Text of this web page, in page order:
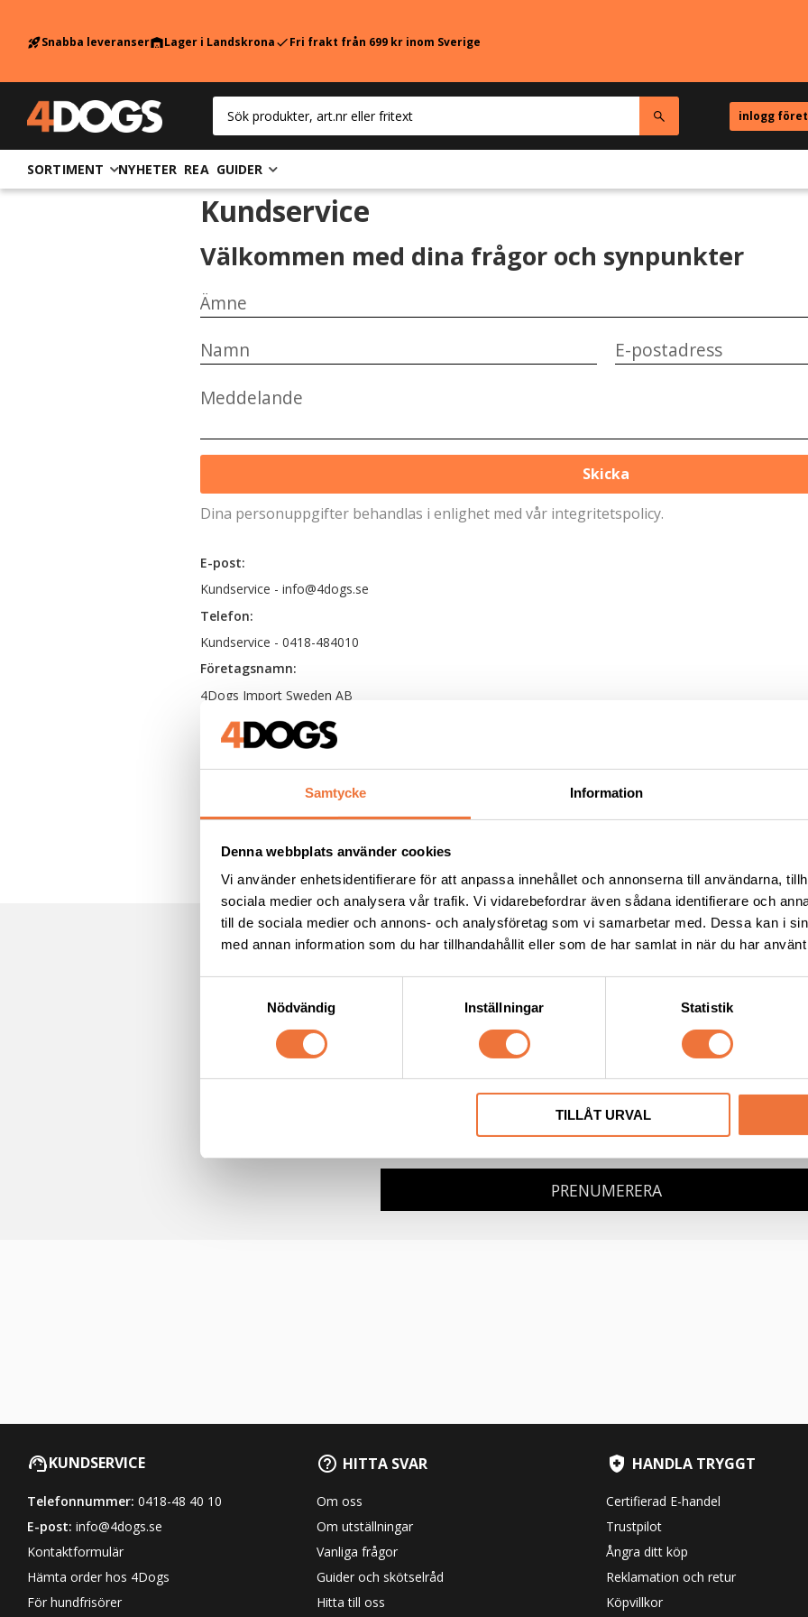
Samtycke Information
Denna webbplats använder cookies
Vi använder enhetsidentifierare för att anpassa innehållet och annonserna till användarna,
sociala medier och analysera vår trafik. Vi vidarebefordrar även sådana identifierare och
till de sociala medier och annons- och analysföretag som vi samarbetar med. Dessa kan i
med annan information som du har tillhandahållit eller som de har samlat in när du har
s
Nödvändig Inställningar Statistik
TILLÅT URVAL
rocket_launchSnabba leveranserwarehouseLager i LandskronacheckFri frakt från 699 kr inom Sverige
inlogg
SORTIMENT NYHETER REA GUIDER
Kundservice
Välkommen med dina frågor och synpunkter
Skicka
Dina personuppgifter behandlas i enlighet med vår integritetspolicy.
E-post:
Kundservice - info@4dogs.se
Telefon:
Kundservice - 0418-484010
Företagsnamn:
4Dogs Import Sweden AB
Org.nr:
556898-6532
Adress:
26144 Landskrona
NYHETSBREV
Jag samtycker till att ta emot nyhetsbrev från 4Dogs i enlighet med
PRENUMERERA
KUNDSERVICE
Telefonnummer: 0418-48 40 10
E-post: info@4dogs.se
Kontaktformulär
Hämta order hos 4Dogs
För hundfrisörer
HITTA SVAR
Om oss
Om utställningar
Vanliga frågor
Guider och skötselråd
Hitta till oss
HANDLA TRYGGT
Certifierad E-handel
Trustpilot
Ångra ditt köp
Reklamation och retur
Köpvillkor